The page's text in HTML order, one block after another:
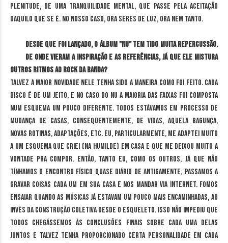
plenitude, de uma tranquilidade mental, que passe pela aceitação
daquilo que se é. No nosso caso, ora seres de luz, ora nem tanto.
Desde que foi lançado, o álbum "Nu" tem tido muita repercussão.
De onde vieram a inspiração e as referências, já que ele mistura
outros ritmos ao rock da banda?
Talvez a maior novidade nele tenha sido a maneira como foi feito. Cada
disco é de um jeito, e no caso do Nu a maioria das faixas foi composta
num esquema um pouco diferente. Todos estávamos em processo de
mudança de casas, consequentemente, de vidas, aquela bagunça,
novas rotinas, adaptações, etc. Eu, particularmente, me adaptei muito
a um esquema que criei (na humilde) em casa e que me deixou muito a
vontade pra compor. Então, tanto eu, como os outros, já que não
tínhamos o encontro físico quase diário de antigamente, passamos a
gravar coisas cada um em sua casa e nos mandar via internet. Fomos
ensaiar quando as músicas já estavam um pouco mais encaminhadas, ao
invés da construção coletiva desde o esqueleto. Isso não impediu que
todos chegássemos às conclusões finais sobre cada uma delas
juntos e talvez tenha proporcionado certa personalidade em cada